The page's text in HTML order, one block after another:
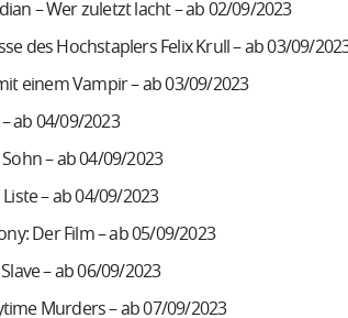
– Wer zuletzt lacht – ab 02/09/2023
des Hochstaplers Felix Krull – ab 03/09/
einem Vampir – ab 03/09/2023
ab 04/09/2023
Sohn – ab 04/09/2023
– ab 04/09/2023
Der Film – ab 05/09/2023
– ab 06/09/2023
Murders – ab 07/09/2023